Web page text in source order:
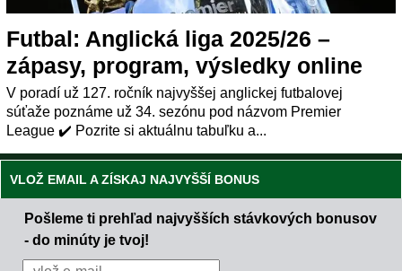
Futbal: Anglická liga 2025/26 –
zápasy, program, výsledky online
V poradí už 127. ročník najvyššej anglickej futbalovej
súťaže poznáme už 34. sezónu pod názvom Premier
League ✔️ Pozrite si aktuálnu tabuľku a...
VLOŽ EMAIL A ZÍSKAJ NAJVYŠŠÍ BONUS
Pošleme ti prehľad najvyšších stávkových bonusov
- do minúty je tvoj!